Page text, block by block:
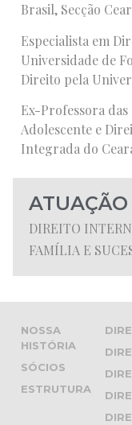
Brasil, Secção
Especialista em
Universidade de
Direito pela
Ex-Professora
Adolescente e
Integrada do
ATUAÇÃO
DIREITO
FAMÍLIA E
NOSSA
HISTÓRIA
SÓCIOS
ESTRUTURA